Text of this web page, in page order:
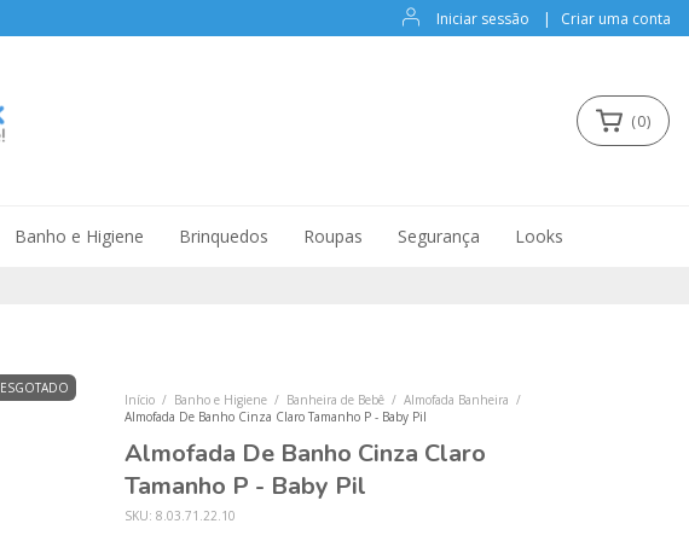
Iniciar sessão | Criar uma conta
(0)
Banho e Higiene Brinquedos Roupas Segurança Looks
ESGOTADO
Início / Banho e Higiene / Banheira de Bebê / Almofada Banheira /
Almofada De Banho Cinza Claro Tamanho P - Baby Pil
Almofada De Banho Cinza Claro
Tamanho P - Baby Pil
SKU: 8.03.71.22.10